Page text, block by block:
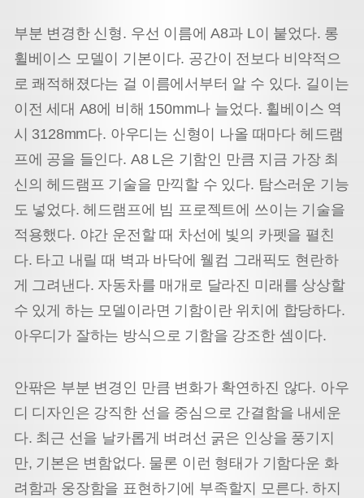
부분 변경한 신형. 우선 이름에 A8과 L이 붙었다. 롱
휠베이스 모델이 기본이다. 공간이 전보다 비약적으
로 쾌적해졌다는 걸 이름에서부터 알 수 있다. 길이는
이전 세대 A8에 비해 150mm나 늘었다. 휠베이스 역
시 3128mm다. 아우디는 신형이 나올 때마다 헤드램
프에 공을 들인다. A8 L은 기함인 만큼 지금 가장 최
신의 헤드램프 기술을 만끽할 수 있다. 탐스러운 기능
도 넣었다. 헤드램프에 빔 프로젝트에 쓰이는 기술을
적용했다. 야간 운전할 때 차선에 빛의 카펫을 펼친
다. 타고 내릴 때 벽과 바닥에 웰컴 그래픽도 현란하
게 그려낸다. 자동차를 매개로 달라진 미래를 상상할
수 있게 하는 모델이라면 기함이란 위치에 합당하다.
아우디가 잘하는 방식으로 기함을 강조한 셈이다.
안팎은 부분 변경인 만큼 변화가 확연하진 않다. 아우
디 디자인은 강직한 선을 중심으로 간결함을 내세운
다. 최근 선을 날카롭게 벼려선 굵은 인상을 풍기지
만, 기본은 변함없다. 물론 이런 형태가 기함다운 화
려함과 웅장함을 표현하기에 부족할지 모른다. 하지